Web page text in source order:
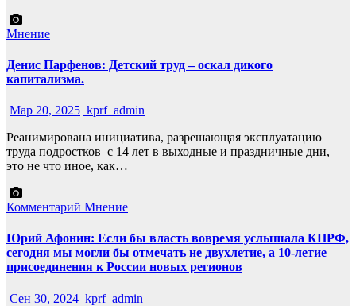
Мнение
Денис Парфенов: Детский труд – оскал дикого
капитализма.
Мар 20, 2025 kprf_admin
Реанимирована инициатива, разрешающая эксплуатацию
труда подростков с 14 лет в выходные и праздничные дни, –
это не что иное, как…
Комментарий Мнение
Юрий Афонин: Если бы власть вовремя услышала КПРФ,
сегодня мы могли бы отмечать не двухлетие, а 10-летие
присоединения к России новых регионов
Сен 30, 2024 kprf_admin